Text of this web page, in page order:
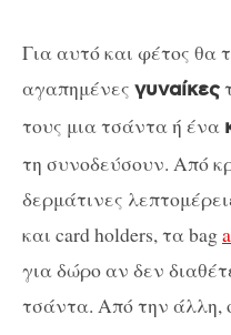
Για αυτό και φέτος θα
αγαπημένες γυναίκες
τους μια τσάντα ή ένα
τη συνοδεύσουν. Από
δερμάτινες
και card holders, τα bag
για δώρο αν δεν
τσάντα. Από την άλλη,